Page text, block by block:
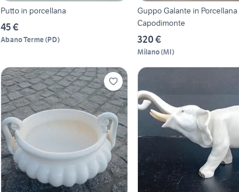
Putto in porcellana
45 €
Abano Terme(PD)
Guppo Galante in
Capodimonte
320 €
Milano(MI)